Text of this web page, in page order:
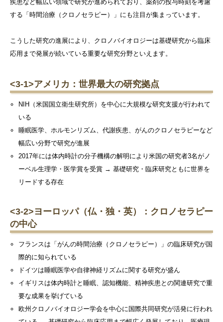
疾患など幅広い領域で研究が進められており、薬剤の投与時刻を考慮
する「時間治療（クロノセラピー）」にも注目が集まっています。
こうした研究の進展により、クロノバイオロジーは基礎研究から臨床
応用まで発展が続いている重要な研究分野といえます。
<3-1>アメリカ：世界最大の研究拠点
NIH（米国国立衛生研究所）を中心に大規模な研究支援が行われて
いる
睡眠医学、ホルモンリズム、代謝疾患、がんのクロノセラピーなど
幅広い分野で研究が進展
2017年には体内時計の分子機構の解明により米国の研究者3名がノ
ーベル生理学・医学賞を受賞 → 基礎研究・臨床研究ともに世界を
リードする存在
<3-2>ヨーロッパ（仏・独・英）：クロノセラピー
の中心
フランスは「がんの時間治療（クロノセラピー）」の臨床研究が国
際的に知られている
ドイツは睡眠医学や自律神経リズムに関する研究が盛ん
イギリスは体内時計と睡眠、認知機能、精神疾患との関連研究で重
要な成果を挙げている
欧州クロノバイオロジー学会を中心に国際共同研究が活発に行われ